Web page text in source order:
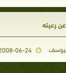
رعيته
2008-06-24